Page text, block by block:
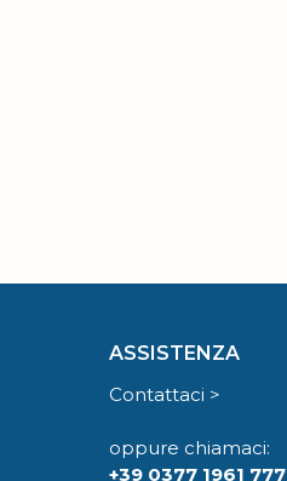
ASSISTENZA
Contattaci >
oppure chiamaci:
+39 0377 1961 777